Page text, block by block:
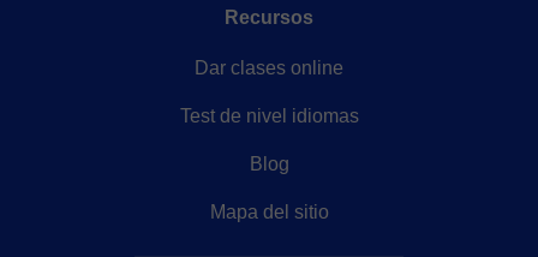
Recursos
Dar clases online
Test de nivel idiomas
Blog
Mapa del sitio